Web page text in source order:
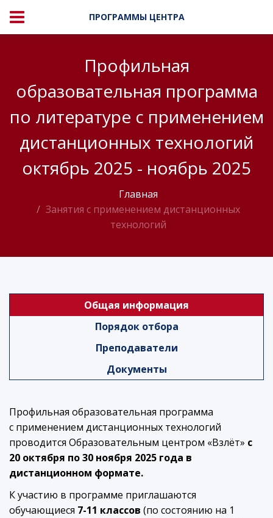
ПРОГРАММЫ ЦЕНТРА
Профильная
образовательная программа
по литературе с применением
дистанционных технологий
октябрь 2025 - ноябрь 2025
Главная
Занятия с применением дистанционных
технологий
Общая информация
Порядок отбора
Преподаватели
Документы
Профильная образовательная программа
с применением дистанционных технологий
проводится Образовательным центром «Взлёт» c
20 октября по 30 ноября 2025 года в
дистанционном формате.
К участию в программе приглашаются
обучающиеся 7-11 классов (по состоянию на 1